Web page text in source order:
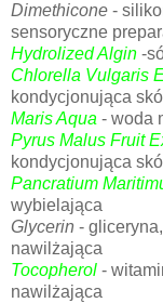
Dimethicone -
sensoryczne
Hydrolized Algin -
Chlorella Vulgaris
kondycjonująca
Maris Aqua - woda
Pyrus Malus Fruit
kondycjonująca
Pancratium
wybielająca
Glycerin -
nawilżająca
Tocopherol -
nawilżająca